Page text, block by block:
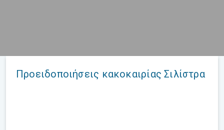
Προειδοποιήσεις κακοκαιρίας Σιλίστρα